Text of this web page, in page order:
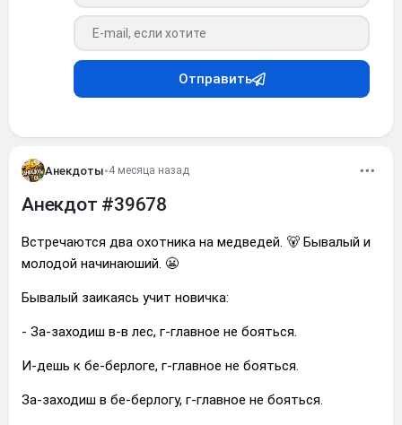
Ваш e-mail
Отправить
Анекдоты•4 месяца назад
Анекдот #39678
Встречаются два охотника на медведей. 🐻 Бывалый и
молодой начинаюший. 😬
Бывалый заикаясь учит новичка:
- За-заходиш в-в лес, г-главное не бояться.
И-дешь к бе-берлоге, г-главное не бояться.
За-заходиш в бе-берлогу, г-главное не бояться.